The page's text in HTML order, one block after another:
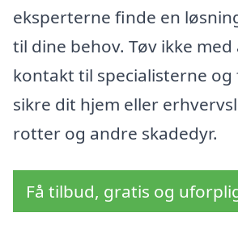
eksperterne finde en
til dine behov. Tøv ikke
kontakt til specialisterne
sikre dit hjem eller
rotter og andre skadedyr.
Få tilbud, gratis og